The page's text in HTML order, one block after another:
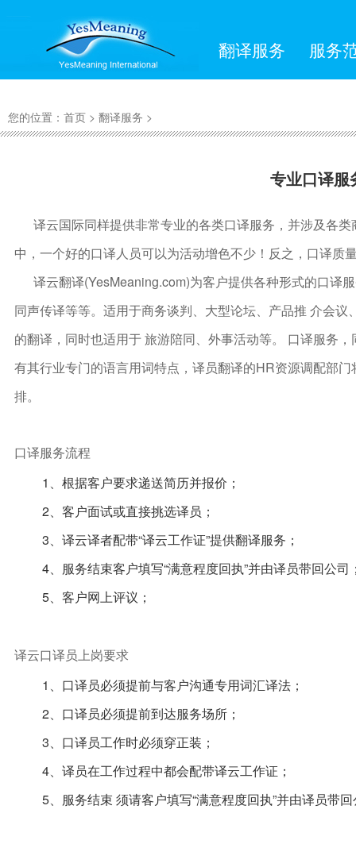
翻译服务 服务
您的位置： 首页 > 翻译服务 >
专业口译服
译云国际同样提供非常专业的各类口译服务，并涉及各类
中，一个好的口译人员可以为活动增色不少！反之，口译质
译云翻译(YesMeaning.com)为客户提供各种形式的口译
同声传译等等。适用于商务谈判、大型论坛、产品推 介会
的翻译，同时也适用于 旅游陪同、外事活动等。 口译服务
有其行业专门的语言用词特点，译员翻译的HR资源调配部
排。
口译服务流程
1、根据客户要求递送简历并报价；
2、客户面试或直接挑选译员；
3、译云译者配带“译云工作证”提供翻译服务；
4、服务结束客户填写“满意程度回执”并由译员带回公司
5、客户网上评议；
译云口译员上岗要求
1、口译员必须提前与客户沟通专用词汇译法；
2、口译员必须提前到达服务场所；
3、口译员工作时必须穿正装；
4、译员在工作过程中都会配带译云工作证；
5、服务结束 须请客户填写“满意程度回执”并由译员带